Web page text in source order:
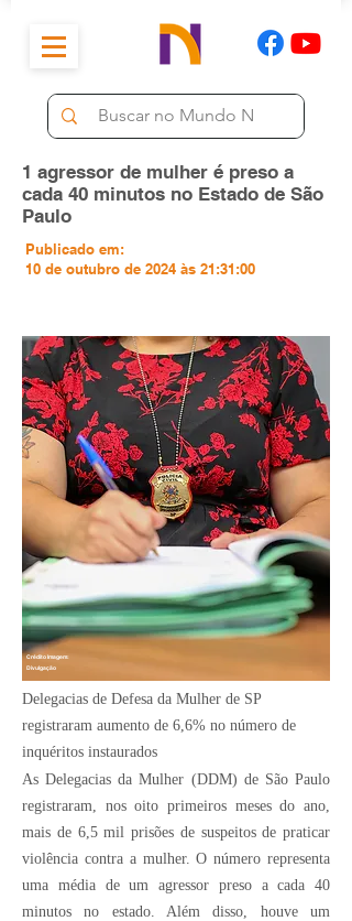
1 agressor de mulher é preso a
cada 40 minutos no Estado de São
Paulo
Publicado em:
10 de outubro de 2024 às 21:31:00
Divulgação
Crédito Imagem:
Delegacias de Defesa da Mulher de SP
registraram aumento de 6,6% no número de
inquéritos instaurados
As Delegacias da Mulher (DDM) de São Paulo
registraram, nos oito primeiros meses do ano,
mais de 6,5 mil prisões de suspeitos de praticar
violência contra a mulher. O número representa
uma média de um agressor preso a cada 40
minutos no estado. Além disso, houve um